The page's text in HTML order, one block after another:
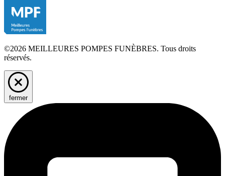
©2026 MEILLEURES POMPES FUNÈBRES. Tous droits
réservés.
fermer